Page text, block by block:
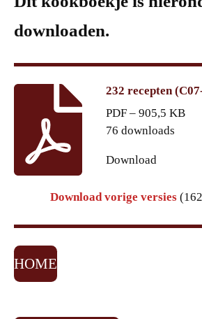
downloaden.
232 recepten
PDF – 905,5 KB
76 downloads
Download
Download vorige versies
HOME